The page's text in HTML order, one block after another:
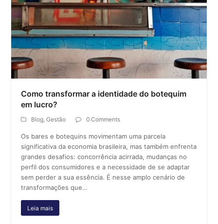
Como transformar a identidade do botequim
em lucro?
Blog,Gestão 0 Comments
Os bares e botequins movimentam uma parcela
significativa da economia brasileira, mas também enfrenta
grandes desafios: concorrência acirrada, mudanças no
perfil dos consumidores e a necessidade de se adaptar
sem perder a sua essência. É nesse amplo cenário de
transformações que…
Leia mais